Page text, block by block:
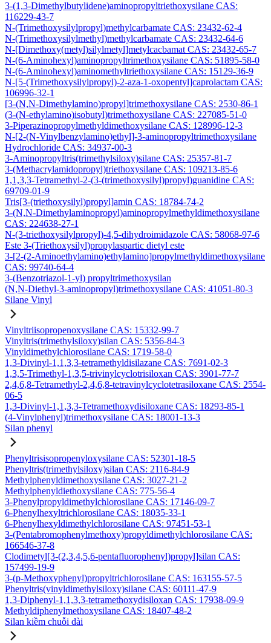
3-(1,3-Dimethylbutylidene)aminopropyltriethoxysilane CAS:
116229-43-7
N-(Trimethoxysilylpropyl)methylcarbamate CAS: 23432-62-4
N-(Trimethoxysilylmethyl)methylcarbamate CAS: 23432-64-6
N-[Dimethoxy(metyl)silylmetyl]metylcacbamat CAS: 23432-65-7
N-(6-Aminohexyl)aminopropyltrimethoxysilane CAS: 51895-58-0
N-(6-Aminohexyl)aminomethyltriethoxysilane CAS: 15129-36-9
N-[5-(Trimethoxysilylpropyl)-2-aza-1-oxopentyl]caprolactam CAS:
106996-32-1
[3-(N,N-Dimethylamino)propyl]trimethoxysilane CAS: 2530-86-1
(3-(N-ethylamino)isobutyl)trimethoxysilane CAS: 227085-51-0
3-Piperazinopropylmethyldimethoxysilane CAS: 128996-12-3
N-[2-(N-Vinylbenzylamino)ethyl]-3-aminopropyltrimethoxysilane
Hydrochloride CAS: 34937-00-3
3-Aminopropyltris(trimethylsiloxy)silane CAS: 25357-81-7
3-(Methacrylamidopropyl)triethoxysilane CAS: 109213-85-6
1,1,3,3-Tetramethyl-2-(3-(trimethoxysilyl)propyl)guanidine CAS:
69709-01-9
Tris[3-(triethoxysilyl)propyl]amin CAS: 18784-74-2
3-(N,N-Dimethylaminopropyl)aminopropylmethyldimethoxysilane
CAS: 224638-27-1
N-(3-triethoxysilylpropyl)-4,5-dihydroimidazole CAS: 58068-97-6
Este 3-(Triethoxysilyl)propylaspartic dietyl este
3-[2-(2-Aminoethylamino)ethylamino]propylmethyldimethoxysilane
CAS: 99740-64-4
3-(Benzotriazol-1-yl) propyltrimethoxysilan
(N,N-Diethyl-3-aminopropyl)trimethoxysilane CAS: 41051-80-3
Silane Vinyl
Vinyltriisopropenoxysilane CAS: 15332-99-7
Vinyltris(trimethylsiloxy)silan CAS: 5356-84-3
Vinyldimethylchlorosilane CAS: 1719-58-0
1,3-Divinyl-1,1,3,3-tetramethyldisilazane CAS: 7691-02-3
1,3,5-Trimethyl-1,3,5-trivinylcyclotrisiloxan CAS: 3901-77-7
2,4,6,8-Tetramethyl-2,4,6,8-tetravinylcyclotetrasiloxane CAS: 2554-
06-5
1,3-Divinyl-1,1,3,3-Tetramethoxydisiloxane CAS: 18293-85-1
(4-Vinylphenyl)trimethoxysilane CAS: 18001-13-3
Silan phenyl
Phenyltrisisopropenyloxysilane CAS: 52301-18-5
Phenyltris(trimethylsiloxy)silan CAS: 2116-84-9
Methylphenyldimethoxysilane CAS: 3027-21-2
Methylphenyldiethoxysilane CAS: 775-56-4
3-Phenylpropyldimethylchlorosilane CAS: 17146-09-7
6-Phenylhexyltrichlorosilane CAS: 18035-33-1
6-Phenylhexyldimethylchlorosilane CAS: 97451-53-1
3-(Pentabromophenylmethoxy)propyldimethylchlorosilane CAS:
166546-37-8
Clodimetyl[3-(2,3,4,5,6-pentafluorophenyl)propyl]silan CAS:
157499-19-9
3-(p-Methoxyphenyl)propyltrichlorosilane CAS: 163155-57-5
Phenyltris(vinyldimethylsiloxy)silane CAS: 60111-47-9
1,3-Diphenyl-1,1,3,3-tetramethoxydisiloxan CAS: 17938-09-9
Methyldiphenylmethoxysilane CAS: 18407-48-2
Silan kiềm chuỗi dài